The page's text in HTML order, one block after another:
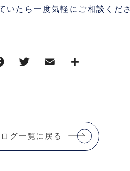
いたら一度気軽にご相談くだ
グ一覧に戻る